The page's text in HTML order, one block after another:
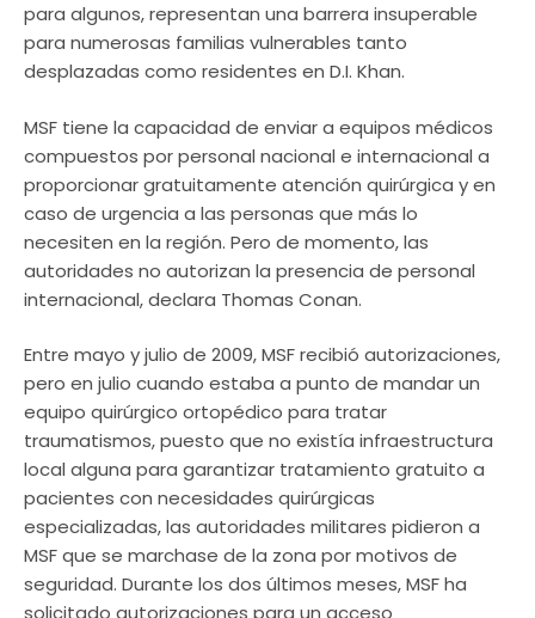
para algunos, representan una barrera insuperable
para numerosas familias vulnerables tanto
desplazadas como residentes en D.I. Khan.
MSF tiene la capacidad de enviar a equipos médicos
compuestos por personal nacional e internacional a
proporcionar gratuitamente atención quirúrgica y en
caso de urgencia a las personas que más lo
necesiten en la región. Pero de momento, las
autoridades no autorizan la presencia de personal
internacional, declara Thomas Conan.
Entre mayo y julio de 2009, MSF recibió autorizaciones,
pero en julio cuando estaba a punto de mandar un
equipo quirúrgico ortopédico para tratar
traumatismos, puesto que no existía infraestructura
local alguna para garantizar tratamiento gratuito a
pacientes con necesidades quirúrgicas
especializadas, las autoridades militares pidieron a
MSF que se marchase de la zona por motivos de
seguridad. Durante los dos últimos meses, MSF ha